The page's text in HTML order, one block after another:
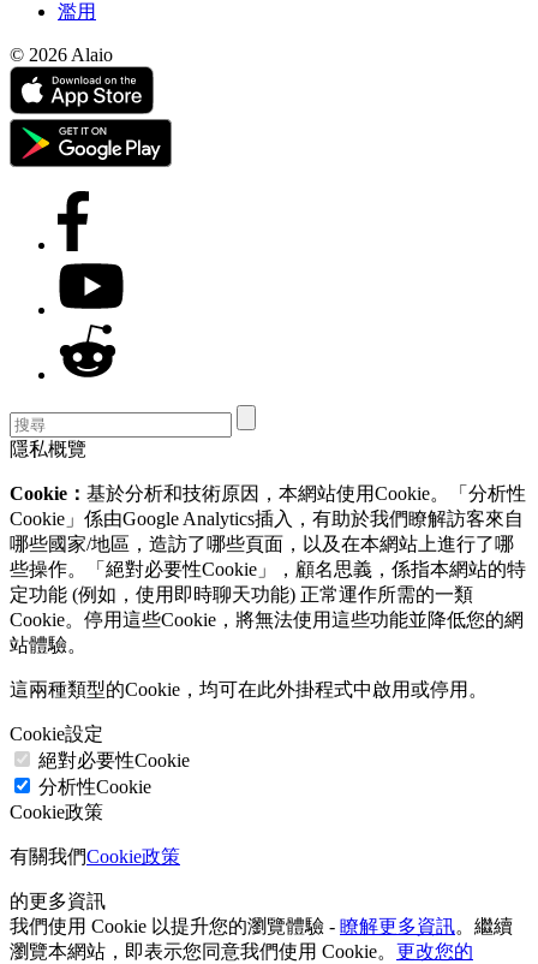
濫用
© 2026 Alaio
隱私概覽
Cookie： 基於分析和技術原因，本網站使用Cookie。「分析性
Cookie」係由Google Analytics插入，有助於我們瞭解訪客來自
哪些國家/地區，造訪了哪些頁面，以及在本網站上進行了哪
些操作。「絕對必要性Cookie」，顧名思義，係指本網站的特
定功能 (例如，使用即時聊天功能) 正常運作所需的一類
Cookie。停用這些Cookie，將無法使用這些功能並降低您的網
站體驗。
這兩種類型的Cookie，均可在此外掛程式中啟用或停用。
Cookie設定
絕對必要性Cookie
分析性Cookie
Cookie政策
有關我們Cookie政策
的更多資訊
我們使用 Cookie 以提升您的瀏覽體驗 - 瞭解更多資訊。繼續
瀏覽本網站，即表示您同意我們使用 Cookie。 更改您的